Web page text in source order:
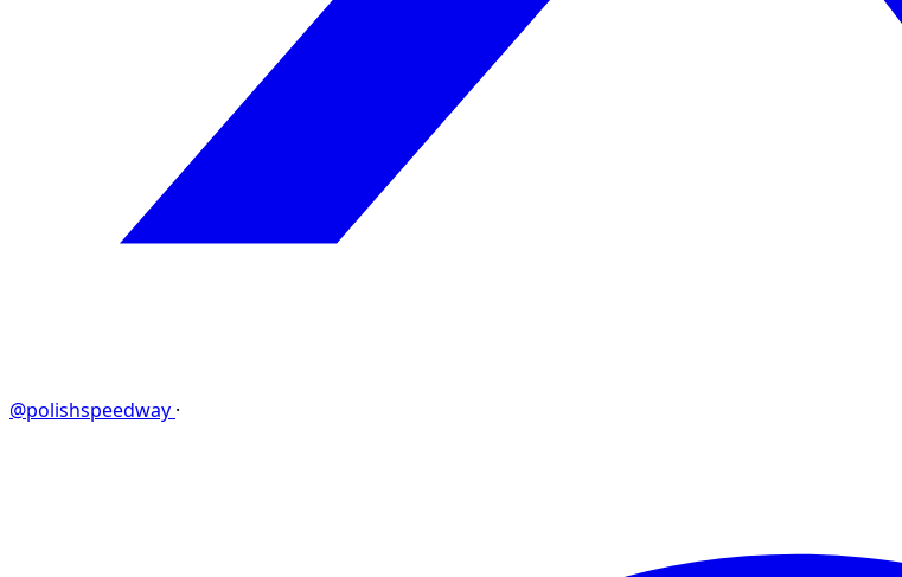
@polishspeedway ·